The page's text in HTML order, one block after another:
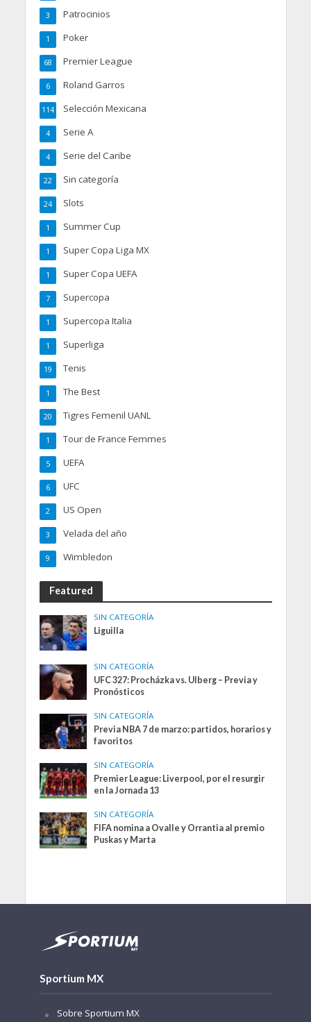
Patrocinios
3
Poker
1
Premier League
68
Roland Garros
6
Selección Mexicana
114
Serie A
4
Serie del Caribe
4
Sin categoría
22
Slots
24
Summer Cup
1
Super Copa Liga MX
1
Super Copa UEFA
1
Supercopa
7
Supercopa Italia
1
Superliga
1
Tenis
19
The Best
1
Tigres Femenil UANL
20
Tour de France Femmes
1
UEFA
5
UFC
6
US Open
2
Velada del año
3
Wimbledon
9
Featured
SIN CATEGORÍA
Liguilla
SIN CATEGORÍA
UFC 327: Procházka vs. Ulberg – Previa y
Pronósticos
SIN CATEGORÍA
Previa NBA 7 de marzo: partidos, horarios y
favoritos
SIN CATEGORÍA
Premier League: Liverpool, por el resurgir
en la Jornada 13
SIN CATEGORÍA
FIFA nomina a Ovalle y Orrantia al premio
Puskas y Marta
Sportium MX
Sobre Sportium MX